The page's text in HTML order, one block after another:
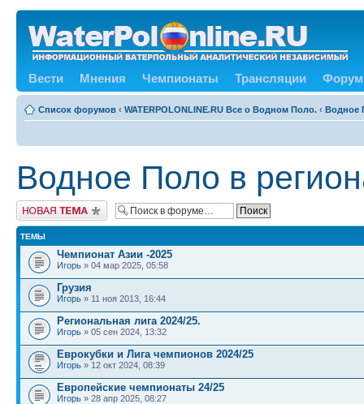
Вести Мнения Чемпионаты Трансляции Форум
Список форумов ‹ WATERPOLONLINE.RU Все о Водном Поло. ‹ Водное
Водное Поло в
Новая тема
ТЕМЫ
Чемпионат Азии -2025
Игорь » 04 мар 2025, 05:58
Грузия
Игорь » 11 ноя 2013, 16:44
Региональная лига 2024/25.
Игорь » 05 сен 2024, 13:32
Еврокубки и Лига чемпионов 2024/25
Игорь » 12 окт 2024, 08:39
Европейские чемпионаты 24/25
Игорь » 28 апр 2025, 08:27